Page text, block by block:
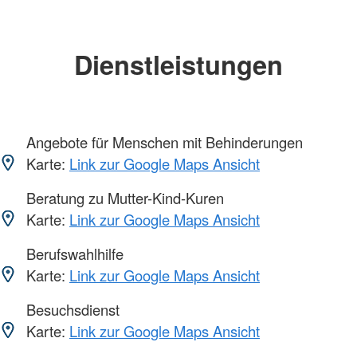
Dienstleistungen
Angebote für Menschen mit Behinderungen
Karte: Link zur Google Maps Ansicht
Beratung zu Mutter-Kind-Kuren
Karte: Link zur Google Maps Ansicht
Berufswahlhilfe
Karte: Link zur Google Maps Ansicht
Besuchsdienst
Karte: Link zur Google Maps Ansicht